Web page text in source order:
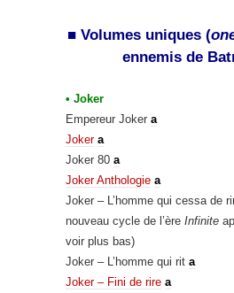
■Volumes uniques (
ennemis de
• Joker
Empereur Joker a
Joker a
Joker 80 a
Joker Anthologie a
Joker – L’homme qui cessa de
nouveau cycle de l’ère Infinite
voir plus bas)
Joker – L’homme qui rit a
Joker – Fini de rire a